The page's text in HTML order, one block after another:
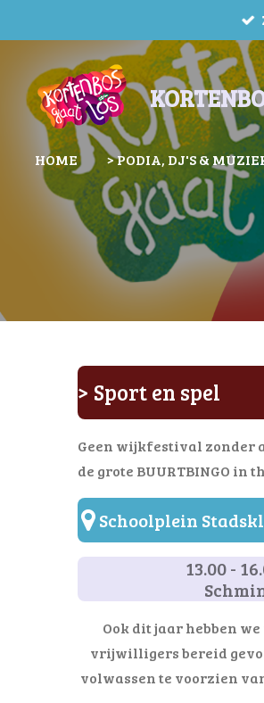
direct
hoofdinhoud
HOME > PODIA, DJ'S &
> Sport en spel
Geen wijkfestival zonder
de grote BUURTBINGO in
Schoolplein
13.00 -
Ook dit jaar hebben
vrijwilligers bereid
volwassen te voorzien